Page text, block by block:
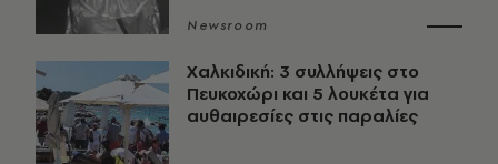
Newsroom
Χαλκιδική: 3 συλλήψεις στο
Πευκοχώρι και 5 λουκέτα για
αυθαιρεσίες στις παραλίες